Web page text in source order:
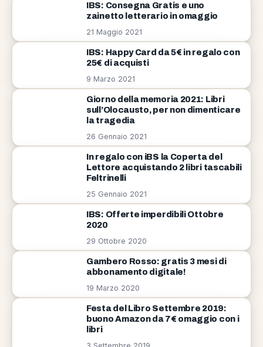
IBS: Consegna Gratis e uno
zainetto letterario in omaggio
21 Maggio 2021
IBS: Happy Card da 5€ in regalo con
25€ di acquisti
9 Marzo 2021
Giorno della memoria 2021: Libri
sull’Olocausto, per non dimenticare
la tragedia
26 Gennaio 2021
In regalo con iBS la Coperta del
Lettore acquistando 2 libri tascabili
Feltrinelli
25 Gennaio 2021
IBS: Offerte imperdibili Ottobre
2020
29 Ottobre 2020
Gambero Rosso: gratis 3 mesi di
abbonamento digitale!
19 Marzo 2020
Festa del Libro Settembre 2019:
buono Amazon da 7€ omaggio con i
libri